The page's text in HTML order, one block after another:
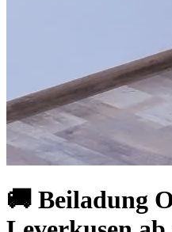
🚚 Beiladung